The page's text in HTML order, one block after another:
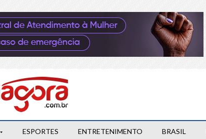
ESPORTES ENTRETENIMENTO BRASIL